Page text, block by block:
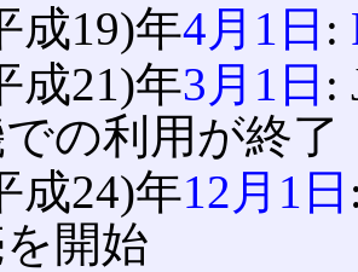
成19)年4月1日 :
成21)年3月1日 :
の利用が終了
成24)年12月1日
開始